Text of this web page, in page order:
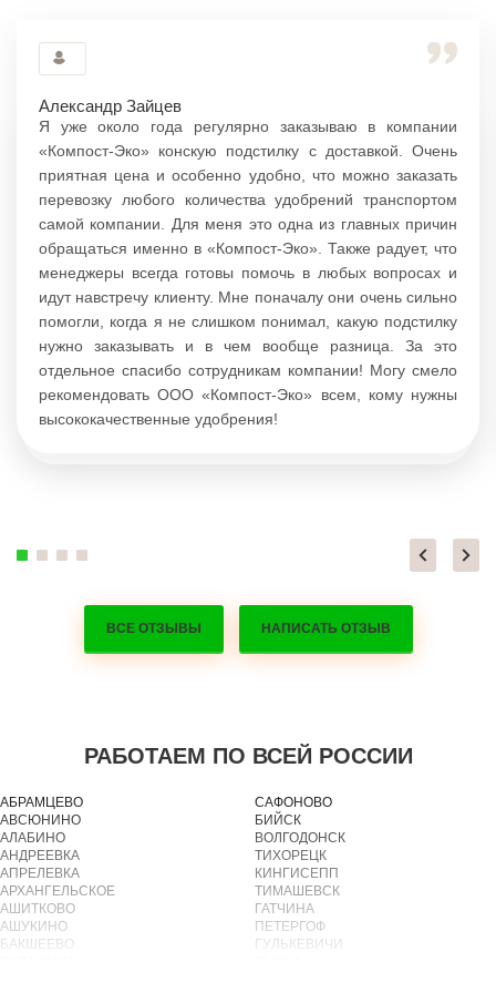
Александр Зайцев
Я уже около года регулярно заказываю в компании
«Компост-Эко» конскую подстилку с доставкой. Очень
приятная цена и особенно удобно, что можно заказать
перевозку любого количества удобрений транспортом
самой компании. Для меня это одна из главных причин
обращаться именно в «Компост-Эко». Также радует, что
менеджеры всегда готовы помочь в любых вопросах и
идут навстречу клиенту. Мне поначалу они очень сильно
помогли, когда я не слишком понимал, какую подстилку
нужно заказывать и в чем вообще разница. За это
отдельное спасибо сотрудникам компании! Могу смело
рекомендовать ООО «Компост-Эко» всем, кому нужны
высококачественные удобрения!
ВСЕ ОТЗЫВЫ НАПИСАТЬ ОТЗЫВ
РАБОТАЕМ ПО ВСЕЙ РОССИИ
АБРАМЦЕВО
АВСЮНИНО
АЛАБИНО
АНДРЕЕВКА
АПРЕЛЕВКА
АРХАНГЕЛЬСКОЕ
АШИТКОВО
АШУКИНО
БАКШЕЕВО
САФОНОВО
БИЙСК
ВОЛГОДОНСК
ТИХОРЕЦК
КИНГИСЕПП
ТИМАШЕВСК
ГАТЧИНА
ПЕТЕРГОФ
ГУЛЬКЕВИЧИ